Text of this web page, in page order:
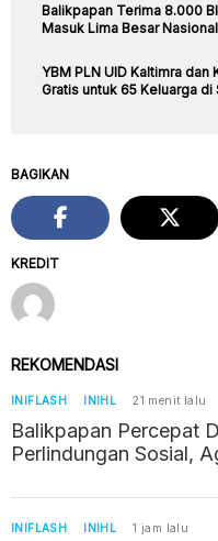
Balikpapan Terima 8.000
Masuk Lima Besar Nasional
YBM PLN UID Kaltimra dan
Gratis untuk 65 Keluarga di
KREDIT
BAGIKAN
REKOMENDASI
INIFLASH INIHL 21 menit lalu
Balikpapan Percepat
Perlindungan Sosial,
Sasaran
INIFLASH INIHL 1 jam lalu